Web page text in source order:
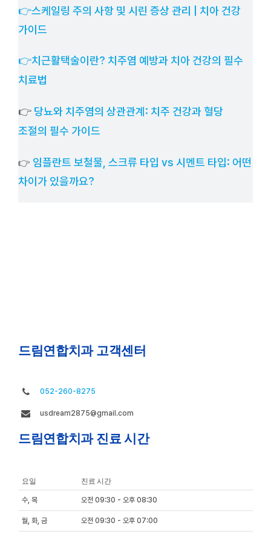
👉스케일링 주의 사항 및 시린 증상 관리 | 치아 건강
가이드
👉치근활택술이란? 치주염 예방과 치아 건강의 필수
치료법
👉 당뇨와 치주염의 상관관계: 치주 건강과 혈당
조절의 필수 가이드
👉 임플란트 보철물, 스크류 타입 vs 시멘트 타입: 어떤
차이가 있을까요?
드림연합치과 고객센터
052-260-8275
usdream2875@gmail.com
드림연합치과 진료 시간
요일 진료 시간
수, 목 오전 09:30 - 오후 08:30
월, 화, 금 오전 09:30 - 오후 07:00